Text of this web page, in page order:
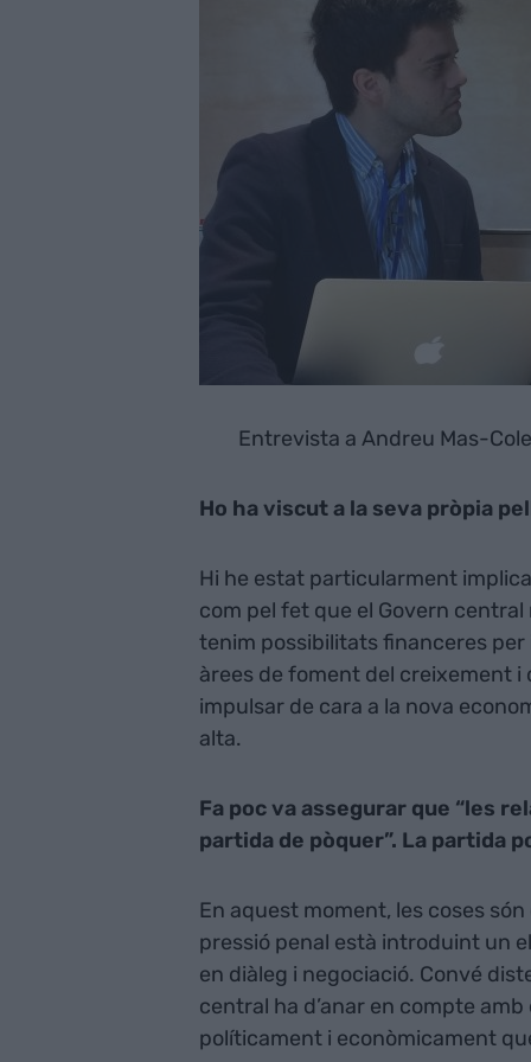
Entrevista a Andreu Mas-
Ho ha viscut a la seva pròpia
Hi he estat particularment
com pel fet que el Govern
tenim possibilitats financeres
àrees de foment del creixement i
impulsar de cara a la nova
alta.
Fa poc va assegurar que “les
partida de pòquer”. La partida
En aquest moment, les coses
pressió penal està introduint un
en diàleg i negociació. Convé
central ha d’anar en compte
políticament i econòmicament